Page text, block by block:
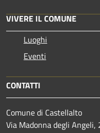
VIVERE IL COMUNE
Luoghi
Eventi
CONTATTI
Comune di Castellalto
Via Madonna degli